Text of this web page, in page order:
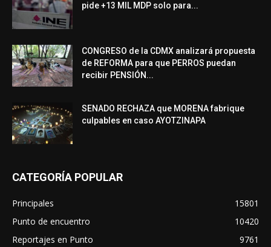
pide +13 MIL MDP solo para...
CONGRESO de la CDMX analizará propuesta
de REFORMA para que PERROS puedan
recibir PENSIÓN...
SENADO RECHAZA que MORENA fabrique
culpables en caso AYOTZINAPA
CATEGORÍA POPULAR
Principales
15801
Punto de encuentro
10420
Reportajes en Punto
9761